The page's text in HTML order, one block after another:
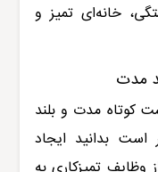
خانه‌ای تمیز و
مدت
کوتاه مدت و بلند
بدانید ایجاد